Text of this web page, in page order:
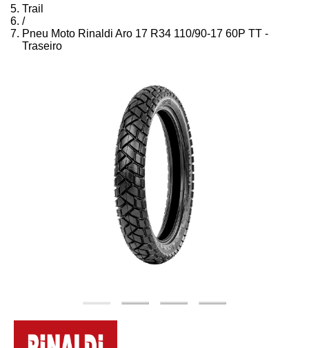
Trail
/
Pneu Moto Rinaldi Aro 17 R34 110/90-17 60P TT -
Traseiro